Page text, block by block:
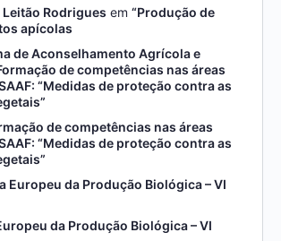
Rodrigues em “Produção de
apícolas
de Aconselhamento Agrícola e
de competências nas áreas
“Medidas de proteção contra as
de competências nas áreas
“Medidas de proteção contra as
Europeu da Produção Biológica – VI
da Produção Biológica – VI